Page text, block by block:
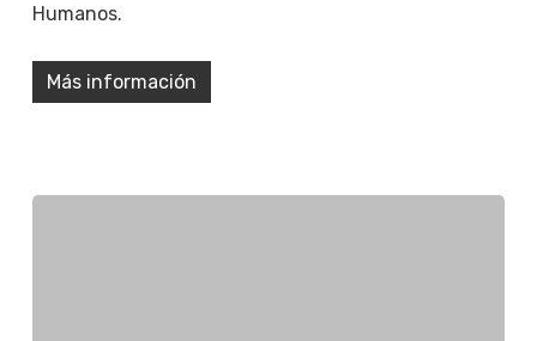
Humanos.
Más información